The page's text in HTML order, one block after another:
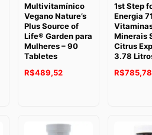
Multivitamínico
Vegano Nature’s
Plus Source of
Life® Garden para
Mulheres – 90
Tabletes
R$489,52
1st Step
Energia 71
Minerais
Citrus
3.78
R$785,78